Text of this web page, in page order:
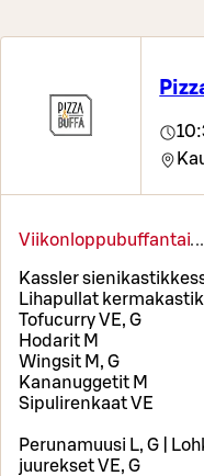
Viikonloppubuffantai
Kassler
Lihapullat
Tofucurry VE, G
Hodarit M
Wingsit M, G
Kananuggetit M
Sipulirenkaat VE
Perunamuusi L, G |
juurekset VE, G